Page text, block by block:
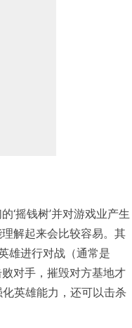
‘摇钱树’并对游戏业产生
解起来会比较容易。其
雄进行对战（通常是
对手，摧毁对方基地才
英雄能力，还可以击杀